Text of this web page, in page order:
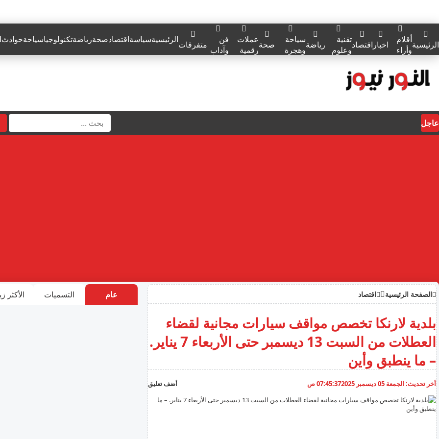
الرئيسيةأقلام
وأراء
اخبار اقتصادتقنية
وعلوم
رياضةسياحة
وهجرة
صحةعملات
رقمية
فن
وآداب متفرقاتالرئيسيةسياسةاقتصادصحةرياضةتكنولوجياسياحةحوادث
عاجل
الصفحة الرئيسية اقتصاد
بلدية لارنكا تخصص مواقف سيارات مجانية لقضاء
العطلات من السبت 13 ديسمبر حتى الأربعاء 7 يناير.
– ما ينطبق وأين
أخر تحديث: الجمعة 05 ديسمبر 2025 07:45:37 ص أضف تعليق
عام التسميات الأكثر